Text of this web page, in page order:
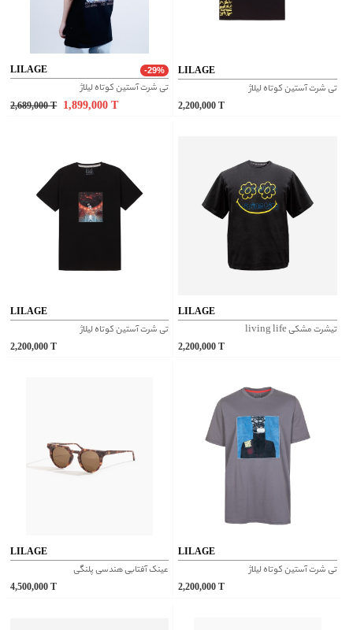
LILAGE -29%
تی شرت آستین کوتاه لیلاژ
2,689,000 T 1,899,000
LILAGE
تی شرت آستین کوتاه لیلاژ
2,200,000
LILAGE
تی شرت آستین کوتاه لیلاژ
2,200,000
LILAGE
تیشرت مشکی living life
2,200,000
LILAGE
عینک آفتابی هندسی پلنگی
4,500,000
LILAGE
تی شرت آستین کوتاه لیلاژ
2,200,000